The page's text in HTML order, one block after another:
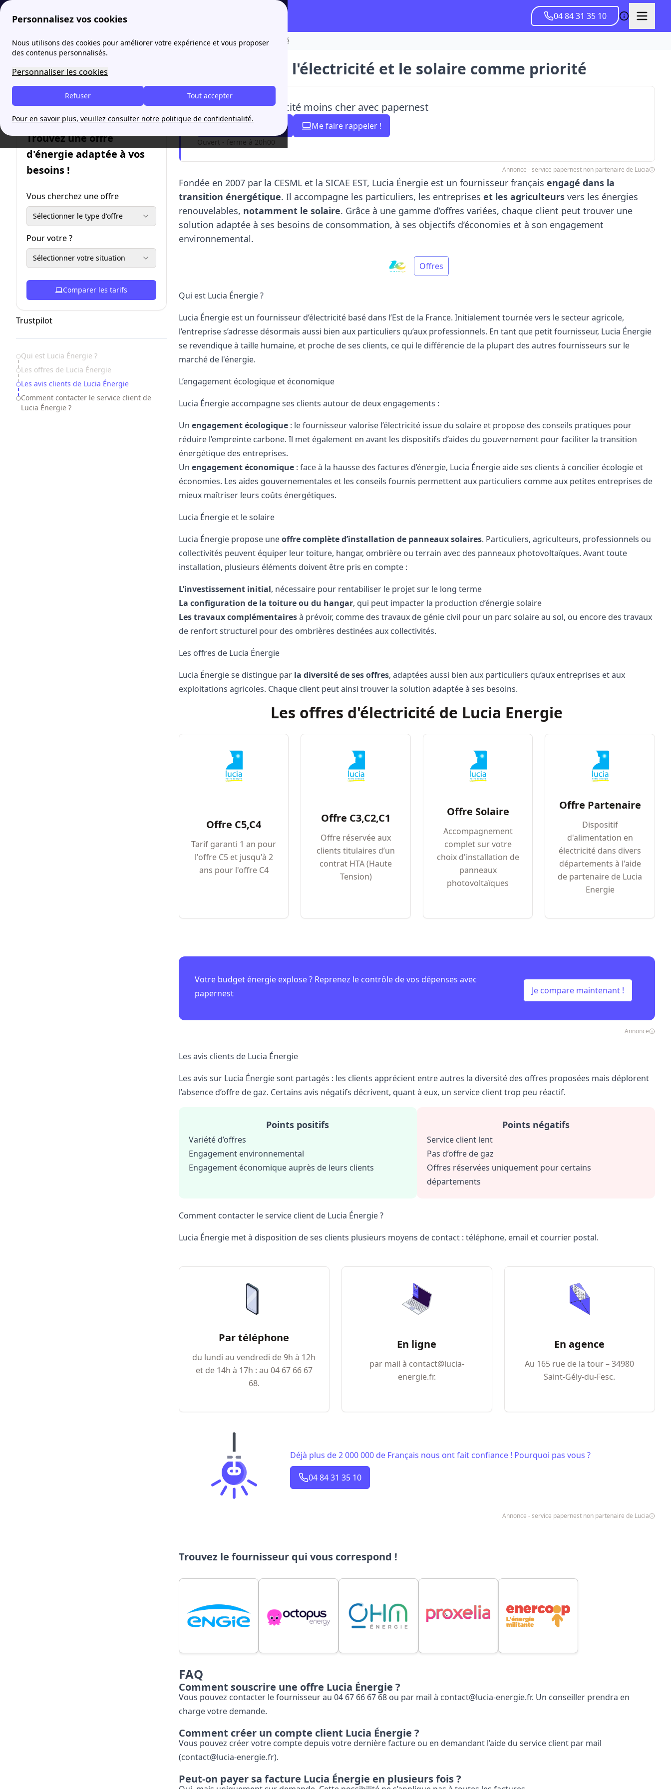
Personnalisez vos cookies
Nous utilisons des cookies pour améliorer votre expérience et vous proposer
des contenus personnalisés.
Personnaliser les cookies
Tout accepter
Refuser
Pour en savoir plus, veuillez consulter notre politique de confidentialité.
04 84 31 35 10
papernest Fournisseurs Lucia Énergie : l'électricité et le solaire comme priorité
Trouvez une offre
d'énergie adaptée à vos
besoins !
Vous cherchez une offre
Sélectionner le type d'offre
Pour votre ?
Sélectionner votre situation
Comparer les tarifs
Trustpilot
Table of Contents
Qui est Lucia Énergie ?
Les offres de Lucia Énergie
Les avis clients de Lucia Énergie
Comment contacter le service client de
Lucia Énergie ?
Lucia Énergie : l'électricité et le solaire comme priorité
Je paye mon électricité moins cher avec papernest
04 84 31 35 10 Me faire rappeler !
Ouvert - ferme à 20h00
Annonce - service papernest non partenaire de Lucia
Fondée en 2007 par la CESML et la SICAE EST, Lucia Énergie est un fournisseur français engagé dans la
transition énergétique. Il accompagne les particuliers, les entreprises et les agriculteursvers les énergies
renouvelables, notamment le solaire. Grâce à une gamme d’offres variées, chaque client peut trouver une
solution adaptée à ses besoins de consommation, à ses objectifs d’économies et à son engagement
environnemental.
Offres
Qui est Lucia Énergie ?
Lucia Énergie est un fournisseur d’électricité basé dans l’Est de la France. Initialement tournée vers le secteur agricole,
l’entreprise s’adresse désormais aussi bien aux particuliers qu’aux professionnels. En tant que petit fournisseur, Lucia Énergie
se revendique à taille humaine, et proche de ses clients, ce qui le différencie de la plupart des autres fournisseurs sur le
marché de l'énergie.
L’engagement écologique et économique
Lucia Énergie accompagne ses clients autour de deux engagements :
Un engagement écologique : le fournisseur valorise l’électricité issue du solaire et propose des conseils pratiques pour
réduire l’empreinte carbone. Il met également en avant les dispositifs d’aides du gouvernementpour faciliter la transition
énergétique des entreprises.
Un engagement économique : face à la hausse des factures d’énergie, Lucia Énergie aide ses clients à concilier écologie et
économies. Les aides gouvernementales et les conseils fournis permettent aux particuliers comme aux petites entreprises de
mieux maîtriser leurs coûts énergétiques.
Lucia Énergie et le solaire
Lucia Énergie propose uneoffre complète d’installation de panneaux solaires. Particuliers, agriculteurs, professionnels ou
collectivités peuvent équiper leur toiture, hangar, ombrière ou terrain avec des panneaux photovoltaïques. Avant toute
installation, plusieurs éléments doivent être pris en compte :
L’investissement initial, nécessaire pour rentabiliser le projet sur le long terme
La configuration de la toiture ou du hangar, qui peut impacter la production d’énergie solaire
Les travaux complémentairesà prévoir, comme des travaux de génie civil pour un parc solaire au sol, ou encore des travaux
de renfort structurel pour des ombrières destinées aux collectivités.
Les offres de Lucia Énergie
Lucia Énergie se distingue par la diversité de ses offres, adaptées aussi bien aux particuliers qu’aux entreprises et aux
exploitations agricoles. Chaque client peut ainsi trouver la solution adaptée à ses besoins.
Les offres d'électricité de Lucia Energie
Offre C5,C4
Tarif garanti 1 an pour
l'offre C5 et jusqu'à 2
ans pour l'offre C4
Offre C3,C2,C1
Offre réservée aux
clients titulaires d’un
contrat HTA (Haute
Tension)
Offre Solaire
Accompagnement
complet sur votre
choix d'installation de
panneaux
photovoltaïques
Offre Partenaire
Dispositif
d'alimentation en
électricité dans divers
départements à l'aide
de partenaire de Lucia
Energie
Votre budget énergie explose ? Reprenez le contrôle de vos dépenses avec
papernest
Je compare maintenant !
Annonce
Les avis clients de Lucia Énergie
Les avis sur Lucia Énergie sont partagés : les clients apprécient entre autres la diversité des offres proposées mais déplorent
l’absence d’offre de gaz. Certains avis négatifs décrivent, quant à eux, un service client trop peu réactif.
Points positifs
Variété d’offres
Engagement environnemental
Engagement économique auprès de leurs clients
Points négatifs
Service client lent
Pas d’offre de gaz
Offres réservées uniquement pour certains
départements
Comment contacter le service client de Lucia Énergie ?
Lucia Énergie met à disposition de ses clients plusieurs moyens de contact : téléphone, email et courrier postal.
Par téléphone
du lundi au vendredi de 9h à 12h
et de 14h à 17h : au 04​ 67​ 66​ 67​
68.
En ligne
par mail à contact@lucia-
energie.fr.
En agence
Au 165 rue de la tour – 34980
Saint-Gély-du-Fesc.
Déjà plus de 2 000 000 de Français nous ont fait confiance ! Pourquoi pas vous ?
04 84 31 35 10
Annonce - service papernest non partenaire de Lucia
Trouvez le fournisseur qui vous correspond !
FAQ
Comment souscrire une offre Lucia Énergie ?
Vous pouvez contacter le fournisseur au 04 67 66 67 68 ou par mail à contact@lucia-energie.fr. Un conseiller prendra en
charge votre demande.
Comment créer un compte client Lucia Énergie ?
Vous pouvez créer votre compte depuis votre dernière facture ou en demandant l’aide du service client par mail
(contact@lucia-energie.fr).
Peut-on payer sa facture Lucia Énergie en plusieurs fois ?